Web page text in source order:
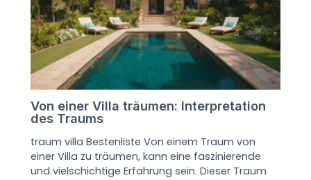
Von einer Villa träumen: Interpretation
des Traums
traum villa Bestenliste Von einem Traum von
einer Villa zu träumen, kann eine faszinierende
und vielschichtige Erfahrung sein. Dieser Traum